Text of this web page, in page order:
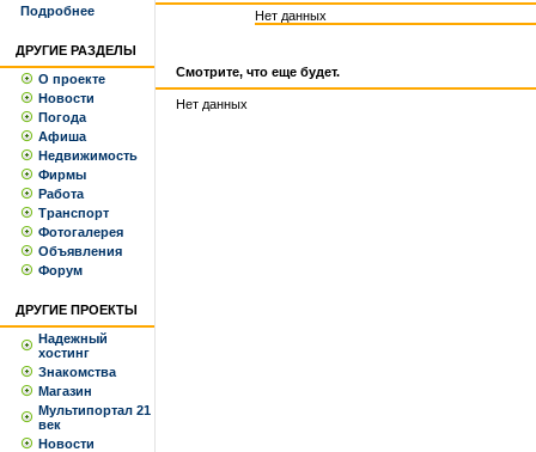
Подробнее
ДРУГИЕ РАЗДЕЛЫ
О проекте
Новости
Погода
Афиша
Недвижимость
Фирмы
Работа
Транспорт
Фотогалерея
Объявления
Форум
ДРУГИЕ ПРОЕКТЫ
Надежный
хостинг
Знакомства
Магазин
Мультипортал 21
век
Новости
Нет данных
Смотрите, что еще будет.
Нет данных